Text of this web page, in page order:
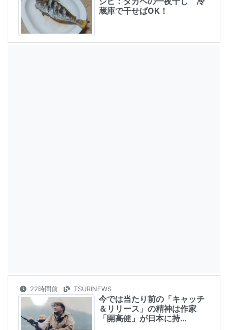
蔵庫で干せばOK！
22時間前 TSURINEWS
今では当たり前の「キャッチ
＆リリース」の精神は作家
「開高健」が日本に持…